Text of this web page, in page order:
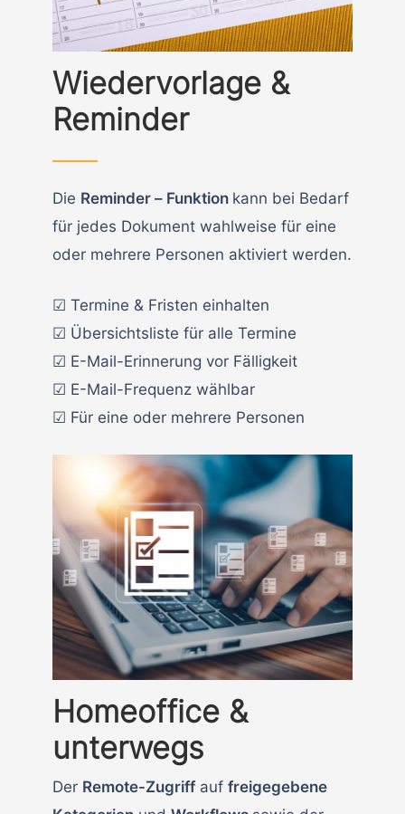
Wiedervorlage &
Reminder
Die Reminder – Funktion kann bei Bedarf
für jedes Dokument wahlweise für eine
oder mehrere Personen aktiviert werden.
☑ Termine & Fristen einhalten
☑ Übersichtsliste für alle Termine
☑ E-Mail-Erinnerung vor Fälligkeit
☑ E-Mail-Frequenz wählbar
☑ Für eine oder mehrere Personen
Homeoffice &
unterwegs
Der Remote-Zugriffauf freigegebene